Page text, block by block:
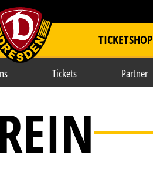
item.title TICKETSHOP
Tickets Partner